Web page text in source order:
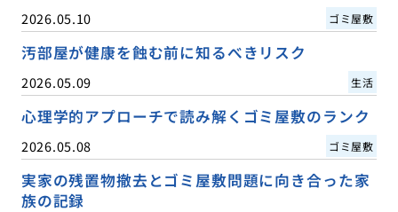
2026.05.10 ゴミ屋敷
汚部屋が健康を蝕む前に知るべきリスク
2026.05.09 生活
心理学的アプローチで読み解くゴミ屋敷のランク
2026.05.08 ゴミ屋敷
実家の残置物撤去とゴミ屋敷問題に向き合った家
族の記録